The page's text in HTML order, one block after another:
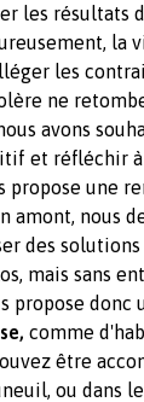
les résultats
la
les
ne
avons
et réfléchir
propose une
amont, nous
des
mais sans
propose donc
comme
être
ou dans